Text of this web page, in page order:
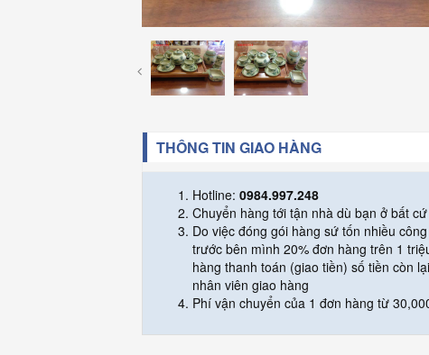
THÔNG TIN GIAO HÀNG
Hotline: 0984.997.248
Chuyển hàng tới tận nhà dù bạn ở bất
Do việc đóng gói hàng sứ tốn nhiều
trước bên mình 20% đơn hàng trên 1
hàng thanh toán (giao tiền) số tiền còn
nhân viên giao hàng
Phí vận chuyển của 1 đơn hàng từ